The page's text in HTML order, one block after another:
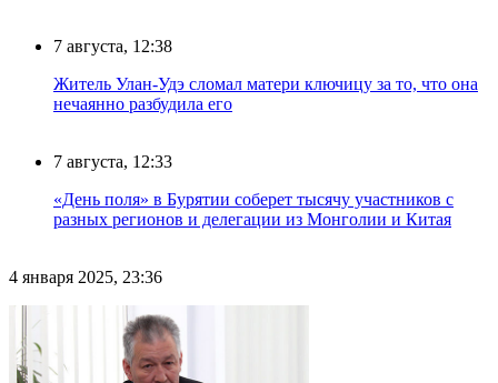
7 августа, 12:38
Житель Улан-Удэ сломал матери ключицу за то, что она
нечаянно разбудила его
7 августа, 12:33
«День поля» в Бурятии соберет тысячу участников с
разных регионов и делегации из Монголии и Китая
4 января 2025, 23:36